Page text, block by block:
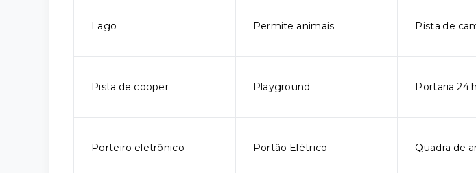
Lago Permite animais Pista de
Pista de cooper Playground Portaria 24
Porteiro eletrônico Portão Elétrico Quadra de